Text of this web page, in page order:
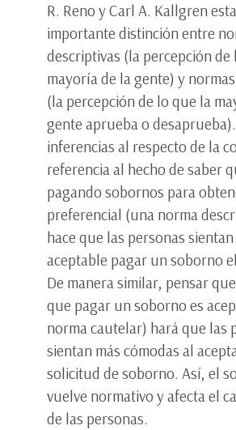
R. Reno y Carl A. Kallgren
importante distinción entre
descriptivas (la percepción de
mayoría de la gente) y
(la percepción de lo que la
gente aprueba o
inferencias al respecto de la
referencia al hecho de saber
pagando sobornos para
preferencial (una norma
hace que las personas
aceptable pagar un soborno
De manera similar, pensar
que pagar un soborno es
norma cautelar) hará que las
sientan más cómodas al
solicitud de soborno. Así, el
vuelve normativo y afecta el
de las personas.